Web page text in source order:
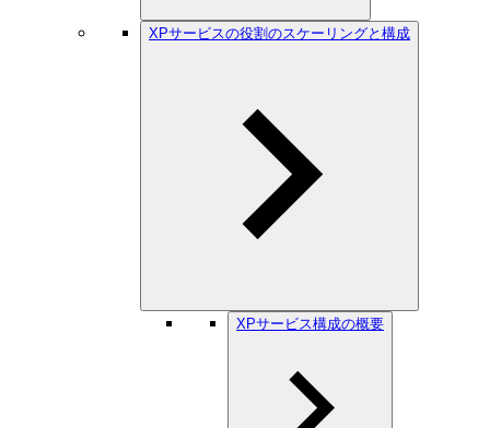
XPサービスの役割のスケーリングと構成
XPサービス構成の概要